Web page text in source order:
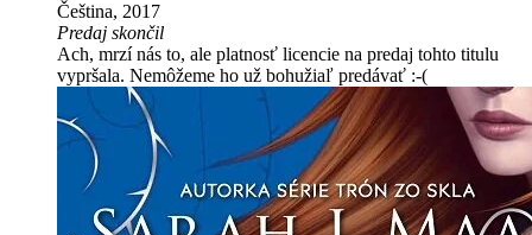
Čeština, 2017
Predaj skončil
Ach, mrzí nás to, ale platnosť licencie na predaj tohto titulu
vypršala. Nemôžeme ho už bohužiaľ predávať :-(